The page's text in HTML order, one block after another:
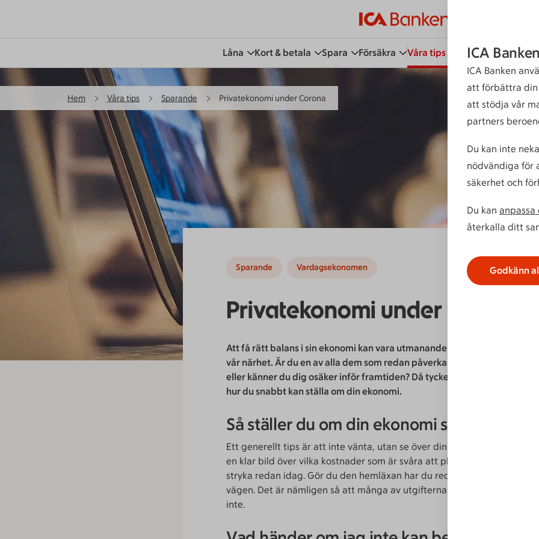
Låna Kort & betala Spara Försäkra Våra tips Kundservice Bli
Hem Våra tips Sparande Privatekonomi under Corona
Sparande Vardagsekonomen
Privatekonomi under Corona
Att få rätt balans i sin ekonomi kan vara utmanande även utan ett virus
vår närhet. Är du en av alla dem som redan påverkas av coronavirusets
eller känner du dig osäker inför framtiden? Då tycker jag du ska läsa mina
hur du snabbt kan ställa om din ekonomi.
Så ställer du om din ekonomi snabbt
Ett generellt tips är att inte vänta, utan se över din ekonomi redan nu.
en klar bild över vilka kostnader som är svåra att plocka bort och vilka
stryka redan idag. Gör du den hemläxan har du redan kommit en lång
vägen. Det är nämligen så att många av utgifterna styr du själv över och
inte.
ICA
ICA Banken
att förbättra din
att stödja vår
partners
Du kan inte
nödvändiga för
säkerhet och
Du kan anpassa
återkalla ditt
Godkänn